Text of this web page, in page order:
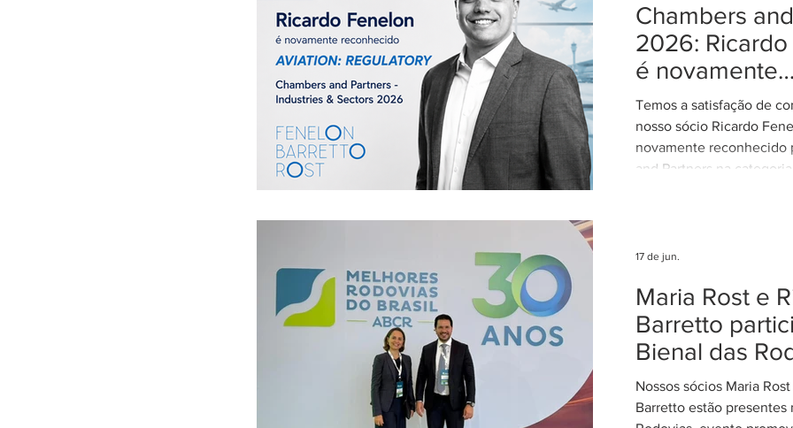
regulamentação é
STJ exerça plenamente
constitucional de
interpretação da
concentran
Chambers
2026:
é novamente
reconhecido
Aviation:
Temos a satisfação de
nosso sócio Ricardo
novamente reconhecido
and Partners na
elaboração, discussão e
para o setor aéreo
retorno à advocacia, em
sendo continuamente
sua atuação em Direito
assessorando
Maria Rost e
Barretto
Bienal das
Nossos sócios Maria
Barretto estão presentes
17 de jun.